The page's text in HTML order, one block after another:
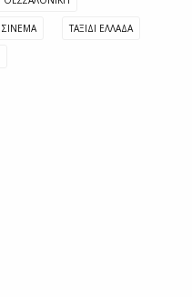
ΣΙΝΕΜΑ ΤΑΞΙΔΙ ΕΛΛΑΔΑ